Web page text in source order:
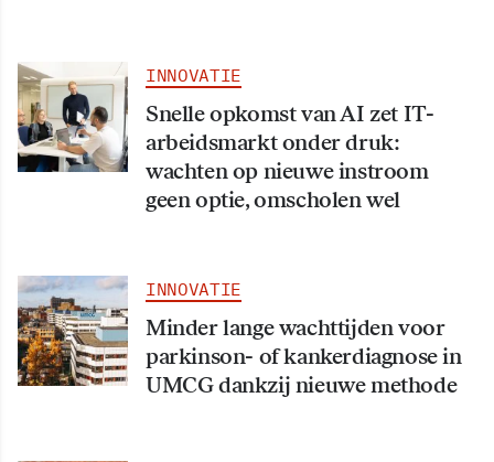
INNOVATIE
Snelle opkomst van AI zet IT-
arbeidsmarkt onder druk:
wachten op nieuwe instroom
geen optie, omscholen wel
INNOVATIE
Minder lange wachttijden voor
parkinson- of kankerdiagnose in
UMCG dankzij nieuwe methode